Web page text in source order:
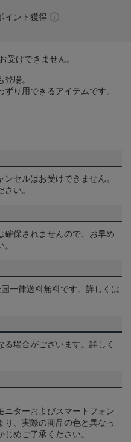
イント獲得
受けできません。
場。
り用できるアイテムです。
セルはお受けできません。
さい。
確保されませんので、お早め
一律送料無料です。詳しくは
場合がございます。詳しく
ニターおよびスマートフォン
り、実際の商品の色と異なっ
めご了承ください。